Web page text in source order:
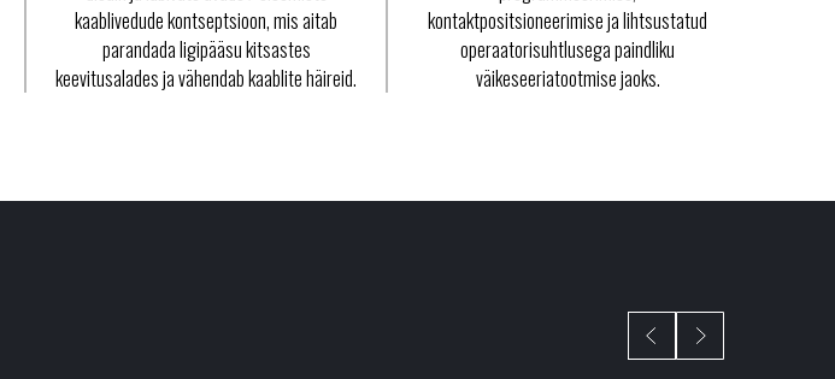
kaablivedude kontseptsioon, mis aitab
parandada ligipääsu kitsastes
keevitusalades ja vähendab kaablite häireid.
kontaktpositsioneerimise ja lihtsustatud
operaatorisuhtlusega paindliku
väikeseeriatootmise jaoks.